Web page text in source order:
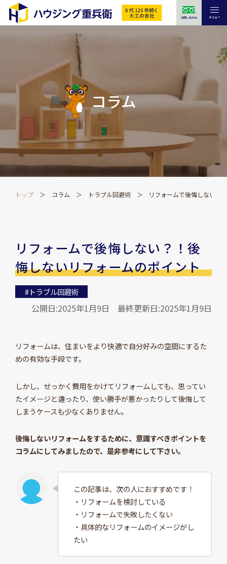
お問い合わせ メニュー
コラム
トップ コラム トラブル回避術 リフォームで後悔しない？
リフォームで後悔しない？！後
悔しないリフォームのポイント
#トラブル回避術
公開日:2025年1月9日 最終更新日:2025年1月9日
リフォームは、住まいをより快適で自分好みの空間にするた
めの有効な手段です。
しかし、せっかく費用をかけてリフォームしても、思ってい
たイメージと違ったり、使い勝手が悪かったりして後悔して
しまうケースも少なくありません。
後悔しないリフォームをするために、意識すべきポイントを
コラムにしてみましたので、是非参考にして下さい。
この記事は、次の人におすすめです！
・リフォームを検討している
・リフォームで失敗したくない
・具体的なリフォームのイメージがし
たい